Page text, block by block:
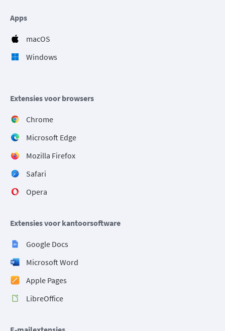
Apps
macOS
Windows
Extensies voor browsers
Chrome
Microsoft Edge
Mozilla Firefox
Safari
Opera
Extensies voor kantoorsoftware
Google Docs
Microsoft Word
Apple Pages
LibreOffice